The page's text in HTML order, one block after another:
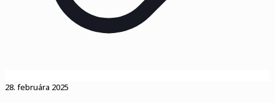
28. februára 2025